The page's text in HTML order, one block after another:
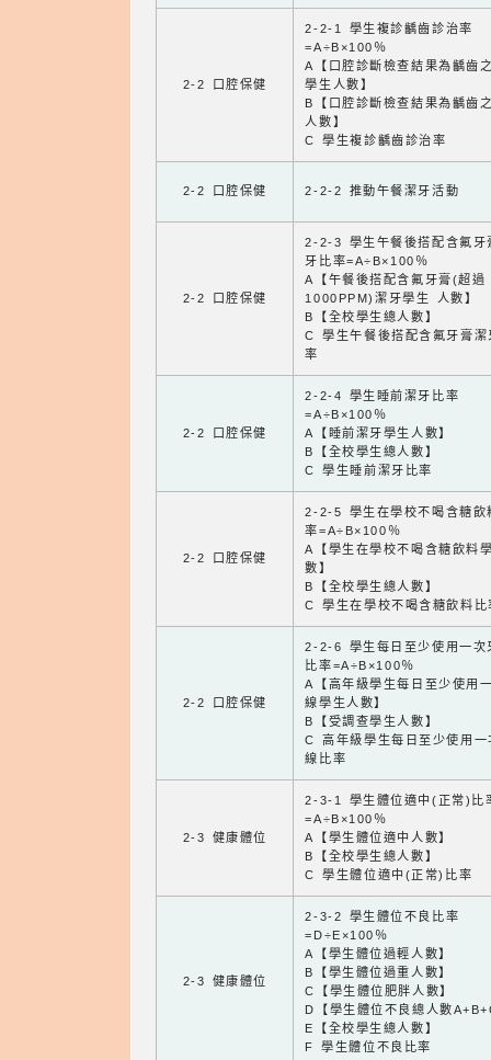
2-2 口腔保健
2-2-1 學生複診齲齒診治率
=A÷B×100％
A【口腔診斷檢查結果為齲齒
學生人數】
B【口腔診斷檢查結果為齲齒
人數】
C 學生複診齲齒診治率
2-2 口腔保健 2-2-2 推動午餐潔牙活動
2-2 口腔保健
2-2-3 學生午餐後搭配含氟牙
牙比率=A÷B×100％
A【午餐後搭配含氟牙膏(超過
1000PPM)潔牙學生 人數】
B【全校學生總人數】
C 學生午餐後搭配含氟牙膏潔
率
2-2 口腔保健
2-2-4 學生睡前潔牙比率
=A÷B×100％
A【睡前潔牙學生人數】
B【全校學生總人數】
C 學生睡前潔牙比率
2-2 口腔保健
2-2-5 學生在學校不喝含糖飲
率=A÷B×100％
A【學生在學校不喝含糖飲料
數】
B【全校學生總人數】
C 學生在學校不喝含糖飲料比
2-2 口腔保健
2-2-6 學生每日至少使用一次
比率=A÷B×100％
A【高年級學生每日至少使用
線學生人數】
B【受調查學生人數】
C 高年級學生每日至少使用一
線比率
2-3 健康體位
2-3-1 學生體位適中(正常)比
=A÷B×100％
A【學生體位適中人數】
B【全校學生總人數】
C 學生體位適中(正常)比率
2-3 健康體位
2-3-2 學生體位不良比率
=D÷E×100％
A【學生體位過輕人數】
B【學生體位過重人數】
C【學生體位肥胖人數】
D【學生體位不良總人數
E【全校學生總人數】
F 學生體位不良比率